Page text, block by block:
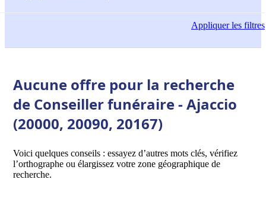
Appliquerles filtres
Aucune offre pour la recherche
de Conseiller funéraire - Ajaccio
(20000, 20090, 20167)
Voici quelques conseils : essayez d’autres mots clés, vérifiez
l’orthographe ou élargissez votre zone géographique de
recherche.